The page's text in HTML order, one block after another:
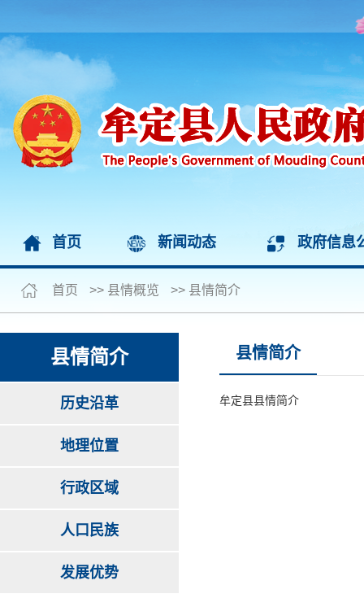
首页 新闻动态 政府信息
首页 >> 县情概览 >> 县情简介
县情简介
历史沿革
地理位置
行政区域
人口民族
发展优势
县情简介
牟定县县情简介